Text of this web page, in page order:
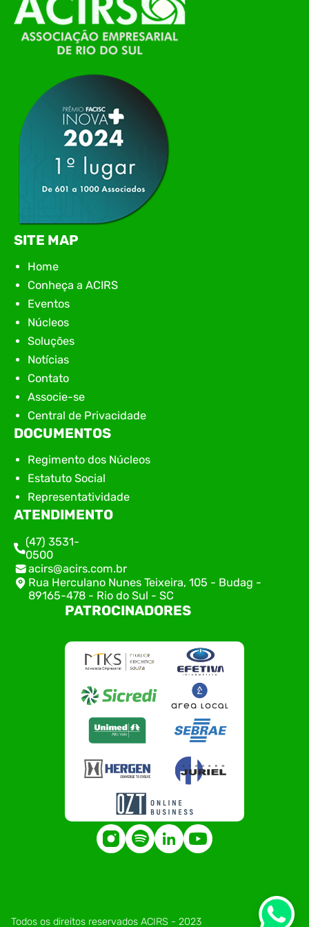
de Tecnologia da Informação do Alto Vale do
Itajaí, realizou, no dia 21 de julho, o evento
Conexão Tech NIAVI, reunindo empresas de
tecnologia da região para uma noite de
apresentação de novas iniciativas para o setor. O
encontro aconteceu em Rio…
SITE MAP
Home
Conheça a ACIRS
Eventos
Núcleos
Soluções
Notícias
Contato
Associe-se
Central de Privacidade
DOCUMENTOS
Regimento dos Núcleos
Estatuto Social
Representatividade
ATENDIMENTO
(47) 3531-
0500
acirs@acirs.com.br
Rua Herculano Nunes Teixeira, 105 - Budag -
89165-478 - Rio do Sul - SC
PATROCINADORES
Todos os direitos reservados ACIRS - 2023